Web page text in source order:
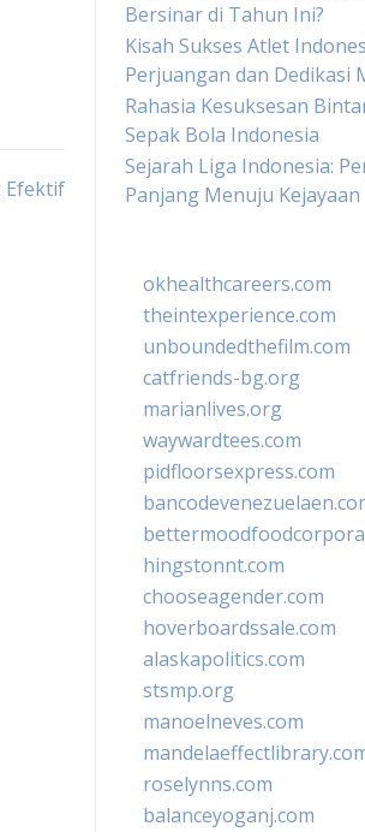
Efektif
Bersinar di Tahun Ini?
Kisah Sukses Atlet
Perjuangan dan Dedikasi
Rahasia Kesuksesan
Sepak Bola Indonesia
Sejarah Liga Indonesia:
Panjang Menuju Kejayaan
okhealthcareers.com
theintexperience.com
unboundedthefilm.com
catfriends-bg.org
marianlives.org
waywardtees.com
pidfloorsexpress.com
hingstonnt.com
chooseagender.com
hoverboardssale.com
alaskapolitics.com
stsmp.org
manoelneves.com
roselynns.com
balanceyoganj.com